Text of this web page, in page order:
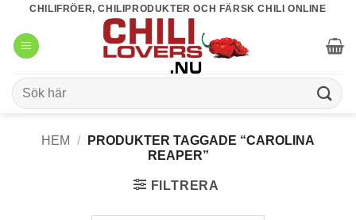
content
CHILIFRÖER, CHILIPRODUKTER OCH FÄRSK CHILI ONLINE
Sök
efter:
HEM /
PRODUKTER TAGGADE “CAROLINA
REAPER”
FILTRERA